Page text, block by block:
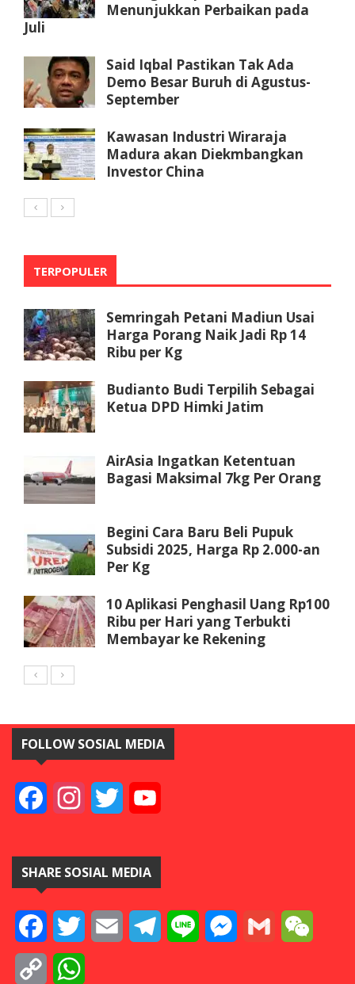
Menunjukkan Perbaikan pada
Juli
Said Iqbal Pastikan Tak Ada
Demo Besar Buruh di Agustus-
September
Kawasan Industri Wiraraja
Madura akan Diekmbangkan
Investor China
TERPOPULER
Semringah Petani Madiun Usai
Harga Porang Naik Jadi Rp 14
Ribu per Kg
Budianto Budi Terpilih Sebagai
Ketua DPD Himki Jatim
AirAsia Ingatkan Ketentuan
Bagasi Maksimal 7kg Per Orang
Begini Cara Baru Beli Pupuk
Subsidi 2025, Harga Rp 2.000-an
Per Kg
10 Aplikasi Penghasil Uang Rp100
Ribu per Hari yang Terbukti
Membayar ke Rekening
FOLLOW SOSIAL MEDIA
FacebookInstagramTwitter
SHARE SOSIAL MEDIA
FacebookTwitter Email TelegramLine Messenger
Gmail
Copy